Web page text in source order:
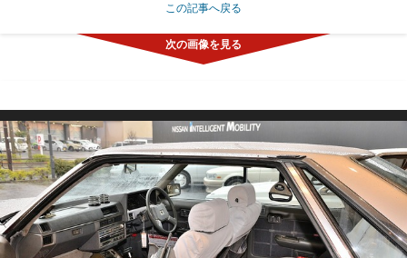
この記事へ戻る